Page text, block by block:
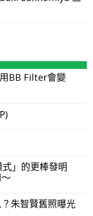
BB Filter會變
式」的更棒發明
？朱智賢舊照曝光